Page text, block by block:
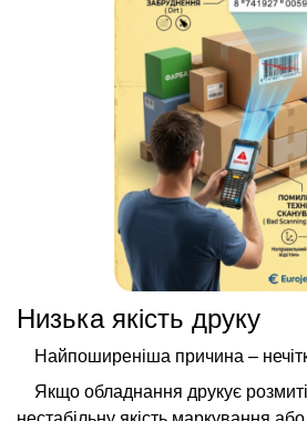
Низька якість друку
Найпоширеніша причина –
Якщо обладнання друкує